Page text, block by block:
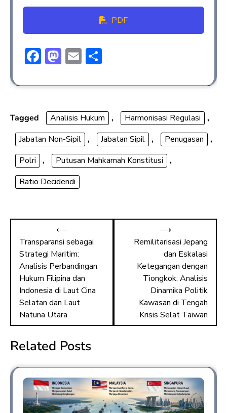
PDF
F
e
o
ok
M
st
d
o
n
E
ai ar
Tagged Analisis Hukum , Harmonisasi Regulasi
,
Jabatan Non-Sipil , Jabatan Sipil , Penugasan
,
Polri
, Putusan Mahkamah Konstitusi
,
Ratio Decidendi
⟵
Transparansi sebagai
Strategi Maritim:
Analisis Perbandingan
Hukum Filipina dan
Indonesia di Laut Cina
Selatan dan Laut
Natuna Utara
Remilitarisasi Jepang
dan Eskalasi
Ketegangan dengan
Tiongkok: Analisis
Dinamika Politik
Kawasan di Tengah
Krisis Selat Taiwan
⟶
Related Posts